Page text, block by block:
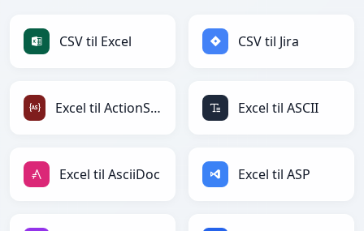
CSV til Excel CSV til Jira
Excel til ActionScript Excel til ASCII
Excel til AsciiDoc Excel til ASP